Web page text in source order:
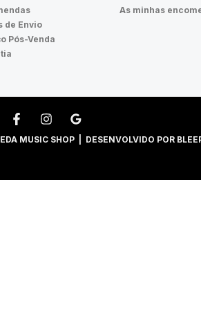
de Envio
Pós-Venda
As minhas
MUSIC SHOP | DESENVOLVIDO POR